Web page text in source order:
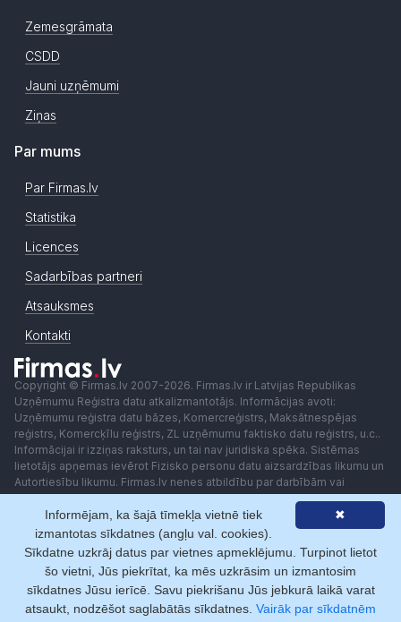
Zemesgrāmata
CSDD
Jauni uzņēmumi
Ziņas
Par mums
Par Firmas.lv
Statistika
Licences
Sadarbības partneri
Atsauksmes
Kontakti
Copyright © Firmas.lv 2007-2026. Firmas.lv ir Latvijas Republikas
Uzņēmumu Reģistra datu atkalizmantotājs. Informācijas avoti:
Uzņēmumu reģistra datu bāzes, Komercreģistrs, Maksātnespējas
reģistrs, Komercķīlu reģistrs, ZL uzņēmumu faktisko datu reģistrs, u.c..
Informācijai ir izziņas raksturs, un tai nav juridiska spēka. Sistēmas
lietotājs apņemas ievērot Fizisko personu datu aizsardzības likumu un
Autortiesību likumu. Firmas.lv nenes atbildību par darbībām vai
lēmumiem, kas balstīti uz saņemto pakalpojumu. Lietotājam aizliegts
izmantot jebkādas automatizētas sistēmas vai iekārtas (robotus)
piekļuvei sistēmai bez rakstiskas saskaņošanas ar Firmas.lv. Galvenā
redaktore: Ingūna Pempere.
Lietošanas noteikumi
Privātuma politika Norēķini ar
✖
Informējam, ka šajā tīmekļa vietnē tiek
izmantotas sīkdatnes (angļu val. cookies).
Sīkdatne uzkrāj datus par vietnes apmeklējumu. Turpinot lietot
šo vietni, Jūs piekrītat, ka mēs uzkrāsim un izmantosim
sīkdatnes Jūsu ierīcē. Savu piekrišanu Jūs jebkurā laikā varat
atsaukt, nodzēšot saglabātās sīkdatnes. Vairāk par sīkdatnēm